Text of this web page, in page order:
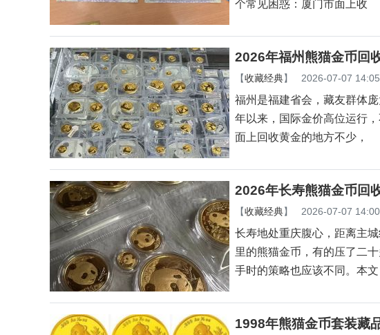
个常见困惑：厦门市面上收
2026年福州熊猫金币回
【收藏经典】 2026-07-07
福州是福建省会，藏友群体
年以来，国际金价高位运行
面上回收黄金的地方不少，
2026年长寿熊猫金币回
【收藏经典】 2026-07-07
长寿地处重庆腹心，距离主
里的熊猫金币，有的压了二
手时的策略也应该不同。本文
1998年熊猫金币套装藏